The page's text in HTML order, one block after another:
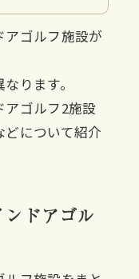
ゴルフ施設が
ります。
ゴルフ2施設
について紹介
ドアゴル